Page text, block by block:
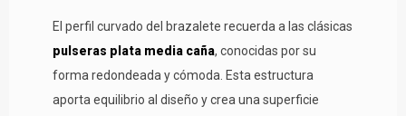
El perfil curvado del brazalete recuerda a las clásicas
pulseras plata media caña, conocidas por su
forma redondeada y cómoda. Esta estructura
aporta equilibrio al diseño y crea una superficie